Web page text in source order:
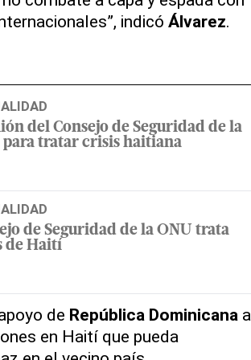
indicó Álvarez.
del Consejo de Seguridad de la
para tratar crisis haitiana
de Seguridad de la ONU trata
de Haití
de República Dominicana a
en Haití que pueda